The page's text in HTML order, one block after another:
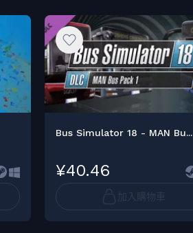
Bus Simulator 18 - MAN Bu...
¥40.46
加入購物車